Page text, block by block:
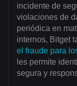
incidente de
violaciones de
periódica en
internos, Bitget
el fraude para
les permite
segura y